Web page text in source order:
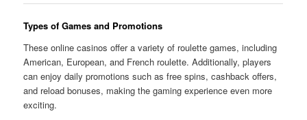
Types of Games and Promotions
These online casinos offer a variety of roulette games, including
American, European, and French roulette. Additionally, players
can enjoy daily promotions such as free spins, cashback offers,
and reload bonuses, making the gaming experience even more
exciting.